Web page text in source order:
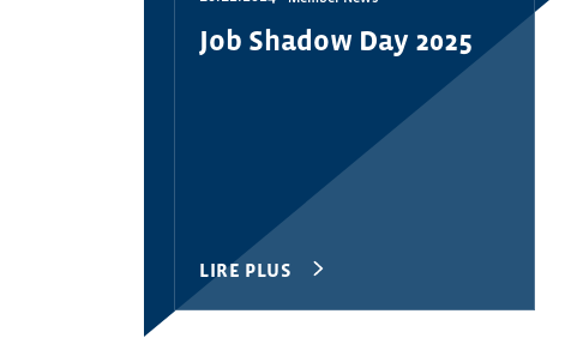
Job Shadow Day 2025
LIRE PLUS